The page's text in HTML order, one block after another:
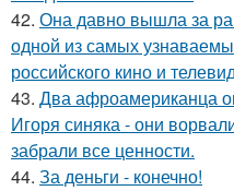
42. Она давно вышла за
одной из самых
российского кино и
43. Два афроамериканца
Игоря синяка - они
забрали все ценности.
44. За деньги - конечно!